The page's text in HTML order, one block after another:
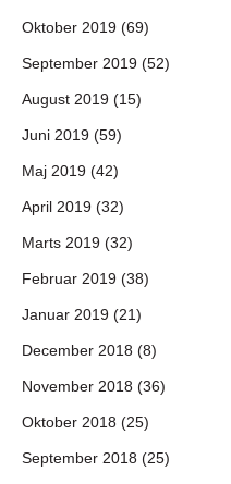
Oktober 2019 (69)
September 2019 (52)
August 2019 (15)
Juni 2019 (59)
Maj 2019 (42)
April 2019 (32)
Marts 2019 (32)
Februar 2019 (38)
Januar 2019 (21)
December 2018 (8)
November 2018 (36)
Oktober 2018 (25)
September 2018 (25)